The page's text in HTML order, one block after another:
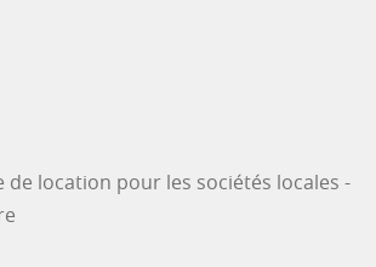
de location pour les sociétés locales -